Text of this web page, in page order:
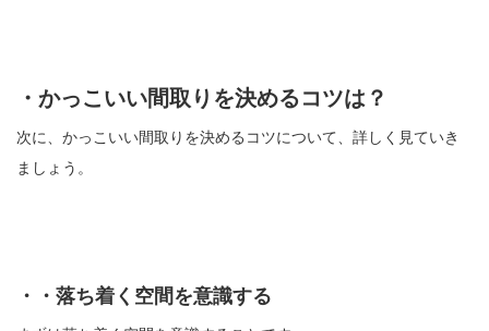
・かっこいい間取りを決めるコツは？
次に、かっこいい間取りを決めるコツについて、詳しく見ていき
ましょう。
・・落ち着く空間を意識する